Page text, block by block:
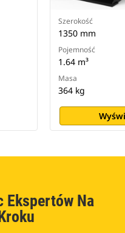
Szerokość
1350 mm
Pojemność
1.64 m³
Masa
364 kg
Ekspertów Na